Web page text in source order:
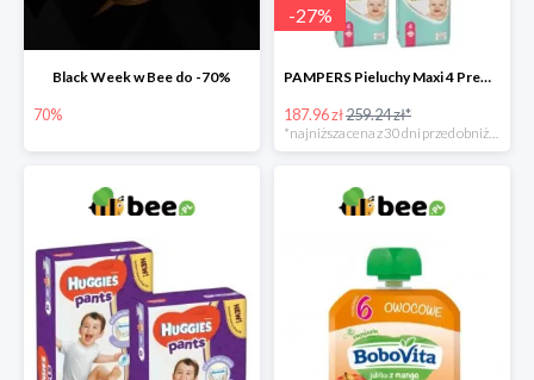
Black Week w Bee do -70%
70%
-27%
PAMPERS Pieluchy Maxi 4 Premium Care (9-14 kg) Zestaw 4 x 52 szt. -27%
187.96 zł259.24 zł*